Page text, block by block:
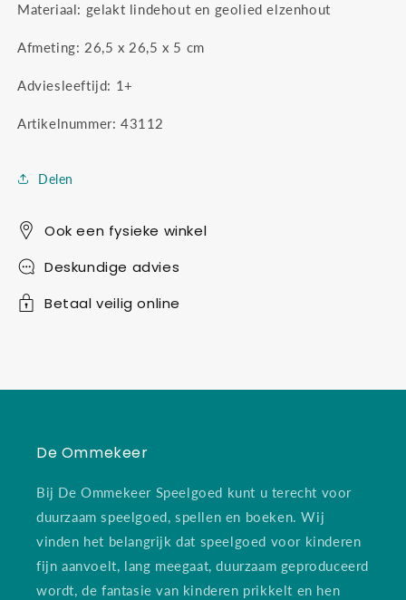
Materiaal: gelakt lindehout en geolied elzenhout
Afmeting: 26,5 x 26,5 x 5 cm
Adviesleeftijd: 1+
Artikelnummer: 43112
Delen
Ook een fysieke winkel
Deskundige advies
Betaal veilig online
De Ommekeer
Bij De Ommekeer Speelgoed kunt u terecht voor
duurzaam speelgoed, spellen en boeken. Wij
vinden het belangrijk dat speelgoed voor kinderen
fijn aanvoelt, lang meegaat, duurzaam geproduceerd
wordt, de fantasie van kinderen prikkelt en hen